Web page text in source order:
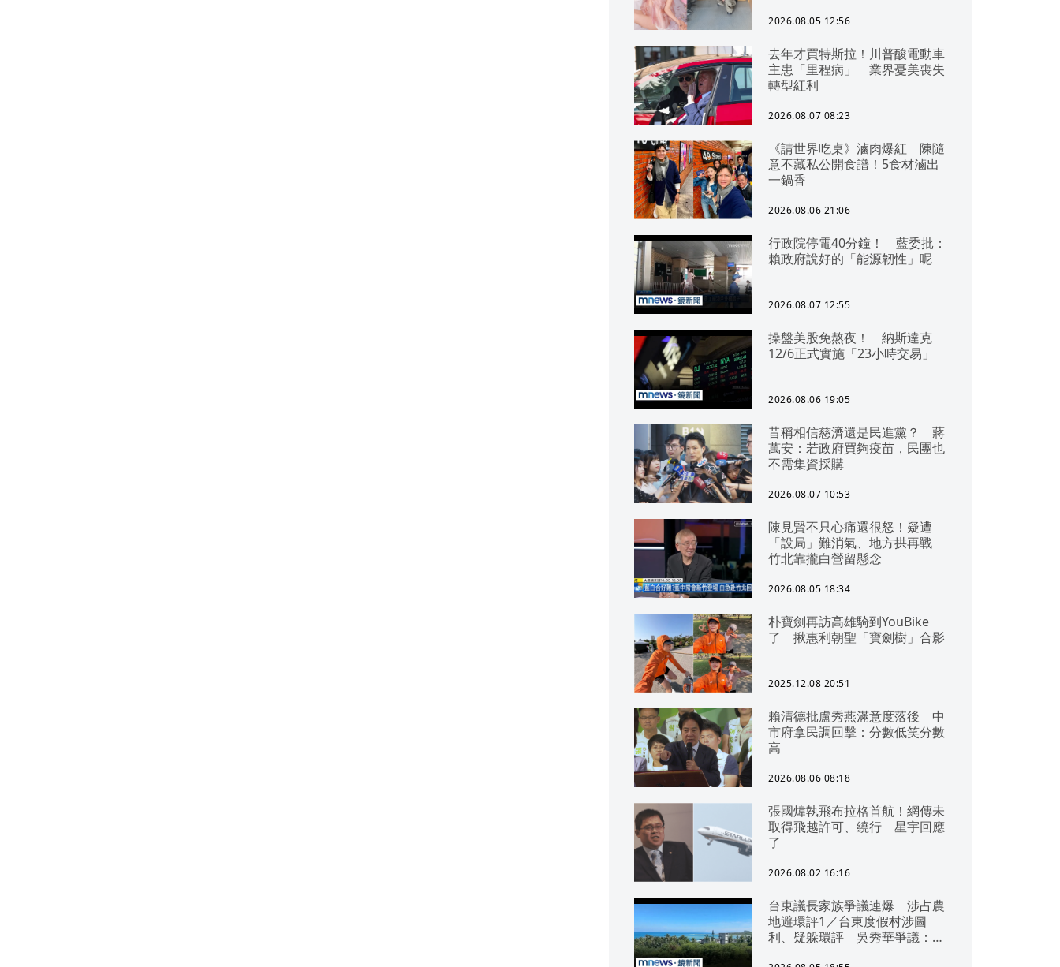
2026.08.05 12:56
去年才買特斯拉！川普酸電動車
主患「里程病」 業界憂美喪失
轉型紅利
2026.08.07 08:23
《請世界吃桌》滷肉爆紅 陳隨
意不藏私公開食譜！5食材滷出
一鍋香
2026.08.06 21:06
行政院停電40分鐘！ 藍委批：
賴政府說好的「能源韌性」呢
2026.08.07 12:55
操盤美股免熬夜！ 納斯達克
12/6正式實施「23小時交易」
2026.08.06 19:05
昔稱相信慈濟還是民進黨？ 蔣
萬安：若政府買夠疫苗，民團也
不需集資採購
2026.08.07 10:53
陳見賢不只心痛還很怒！疑遭
「設局」難消氣、地方拱再戰
竹北靠攏白營留懸念
2026.08.05 18:34
朴寶劍再訪高雄騎到YouBike
了 揪惠利朝聖「寶劍樹」合影
2025.12.08 20:51
賴清德批盧秀燕滿意度落後 中
市府拿民調回擊：分數低笑分數
高
2026.08.06 08:18
張國煒執飛布拉格首航！網傳未
取得飛越許可、繞行 星宇回應
了
2026.08.02 16:16
台東議長家族爭議連爆 涉占農
地避環評1／台東度假村涉圖
利、疑躲環評 吳秀華爭議：概